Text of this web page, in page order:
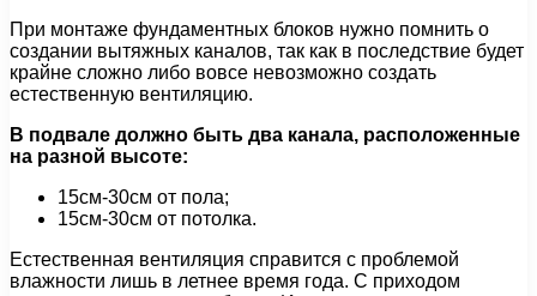
При монтаже фундаментных блоков нужно помнить о
создании вытяжных каналов, так как в последствие будет
крайне сложно либо вовсе невозможно создать
естественную вентиляцию.
В подвале должно быть два канала, расположенные
на разной высоте:
15см-30см от пола;
15см-30см от потолка.
Естественная вентиляция справится с проблемой
влажности лишь в летнее время года. С приходом